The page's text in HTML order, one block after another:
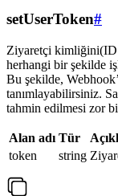
setUserToken#
Ziyaretçi kimliğini(ID
herhangi bir şekilde
Bu şekilde,
tanımlayabilirsiniz.
tahmin edilmesi zor
Alan adı Tür
token
string